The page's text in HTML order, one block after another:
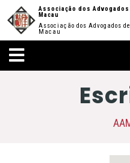
Associação dos
Macau
Associação dos Advogados de
Macau